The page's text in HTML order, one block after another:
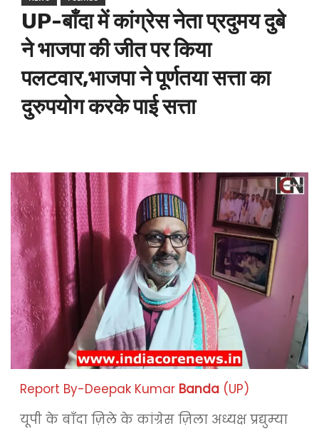
UP-बाँदा में कांग्रेस नेता प्रदुमय दुबे
ने भाजपा की जीत पर किया
पलटवार,भाजपा ने पूर्णतया सत्ता का
दुरुपयोग करके पाई सत्ता
Report By-Deepak Kumar Banda(UP)
यूपी के बाँदा ज़िले के कांग्रेस ज़िला अध्यक्ष प्रद्युम्या